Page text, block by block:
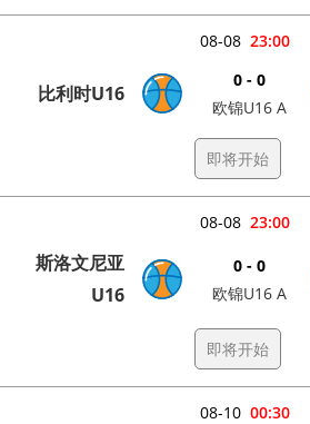
23:00
08-08
比利时U16
0 - 0
欧锦U16 A
即将开始
23:00
08-08
斯洛文尼亚
U16
0 - 0
欧锦U16 A
即将开始
00:30
08-10